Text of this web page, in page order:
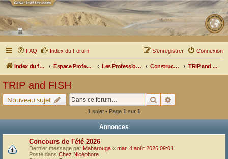
FAQ Index du Forum Connexion
S’enregistrer
Index du forum Espace Professionnel Les Professionnels nous parlent Constructeurs et Aménageurs TRIP and FISH
TRIP and FISH
Nouveau sujet Rechercher
1 sujet • Page 1 sur 1
Annonces
Concours de l'été 2026
Dernier message par Maharouga « mar. 4 août 2026 09:01
Posté dans Chez Nicéphore